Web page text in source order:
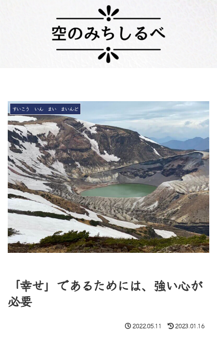
「幸せ」であるためには、強い心が
必要
すいこう いん まい まいんど
2022.05.11 2023.01.16